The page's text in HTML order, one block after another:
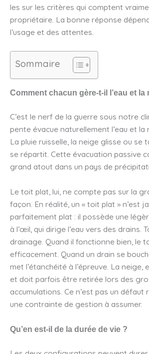
les sur les critères qui comptent
propriétaire. La bonne réponse
l’usage et des attentes.
Sommaire
Comment chacun gère-t-il l’eau et la
C’est le nerf de la guerre sous notre
pente évacue naturellement l’eau et
La pluie ruisselle, la neige glisse ou se
se répartit. Cette évacuation passive
grand atout dans un pays de
Le toit plat, lui, ne compte pas sur la
façon. En réalité, un « toit plat » n’est
parfaitement plat : il possède une
à l’œil, qui dirige l’eau vers des drains.
drainage. Quand il fonctionne bien, le
efficacement. Quand un drain se
met l’étanchéité à l’épreuve. La neige,
et doit parfois être retirée lors des
accumulations. Ce n’est pas un défaut
une contrainte de gestion à assumer.
Qu’en est-il de la durée de vie ?